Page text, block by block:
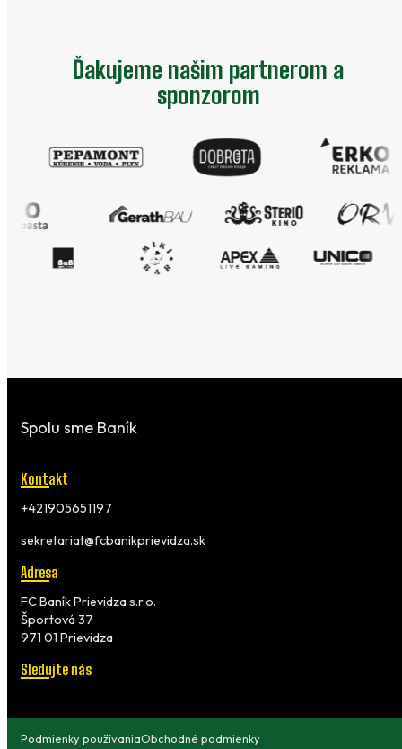
Ďakujeme našim partnerom a
sponzorom
Spolu sme Baník
Kontakt
+421905651197
sekretariat@fcbanikprievidza.sk
Adresa
FC Baník Prievidza s.r.o.
Športová 37
971 01 Prievidza
Sledujte nás
Podmienky používaniaObchodné podmienky